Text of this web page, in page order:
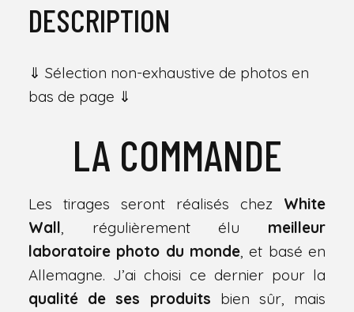
DESCRIPTION
⇓ Sélection non-exhaustive de photos en
bas de page ⇓
LA COMMANDE
Les tirages seront réalisés chez White
Wall, régulièrement élu meilleur
laboratoire photo du monde, et basé en
Allemagne. J’ai choisi ce dernier pour la
qualité de ses produits bien sûr, mais